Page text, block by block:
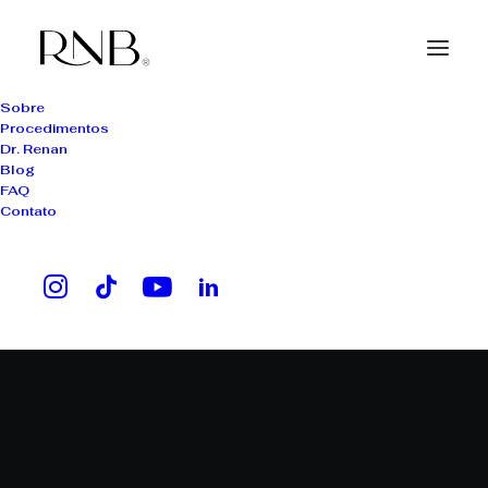
Sobre
Procedimentos
Dr. Renan
Blog
FAQ
Contato
cuidados diários cabelo